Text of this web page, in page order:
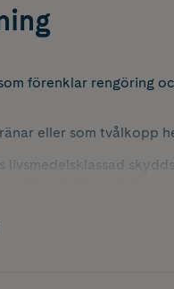
förenklar rengöring
eller som tvålkopp